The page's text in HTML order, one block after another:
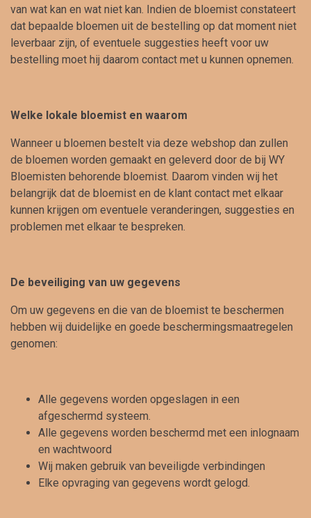
van wat kan en wat niet kan. Indien de bloemist constateert
dat bepaalde bloemen uit de bestelling op dat moment niet
leverbaar zijn, of eventuele suggesties heeft voor uw
bestelling moet hij daarom contact met u kunnen opnemen.
Welke lokale bloemist en waarom
Wanneer u bloemen bestelt via deze webshop dan zullen
de bloemen worden gemaakt en geleverd door de bij WY
Bloemisten behorende bloemist. Daarom vinden wij het
belangrijk dat de bloemist en de klant contact met elkaar
kunnen krijgen om eventuele veranderingen, suggesties en
problemen met elkaar te bespreken.
De beveiliging van uw gegevens
Om uw gegevens en die van de bloemist te beschermen
hebben wij duidelijke en goede beschermingsmaatregelen
genomen:
Alle gegevens worden opgeslagen in een
afgeschermd systeem.
Alle gegevens worden beschermd met een inlognaam
en wachtwoord
Wij maken gebruik van beveiligde verbindingen
Elke opvraging van gegevens wordt gelogd.